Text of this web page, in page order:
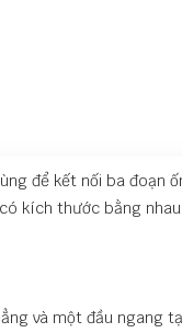
để kết nối ba đoạn
kích thước bằng
và một đầu ngang